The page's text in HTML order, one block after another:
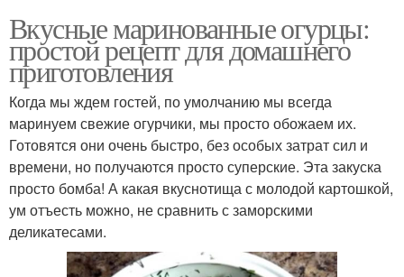
Вкусные маринованные огурцы:
простой рецепт для домашнего
приготовления
Когда мы ждем гостей, по умолчанию мы всегда
маринуем свежие огурчики, мы просто обожаем их.
Готовятся они очень быстро, без особых затрат сил и
времени, но получаются просто суперские. Эта закуска
просто бомба! А какая вкуснотища с молодой картошкой,
ум отъесть можно, не сравнить с заморскими
деликатесами.